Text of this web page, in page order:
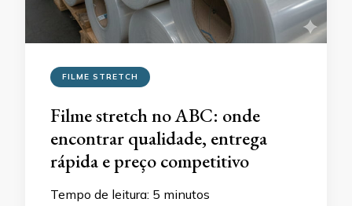
FILME STRETCH
Filme stretch no ABC: onde
encontrar qualidade, entrega
rápida e preço competitivo
Tempo de leitura: 5 minutos